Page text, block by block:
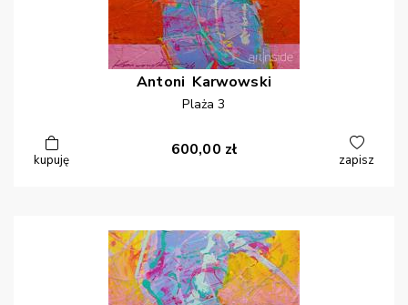
Antoni Karwowski
Plaża 3
kupuję
600,00 zł
zapisz